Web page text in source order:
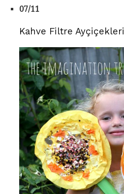
07/11
Kahve Filtre Ayçiçekleri